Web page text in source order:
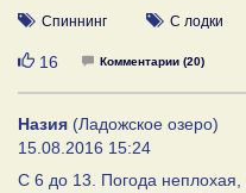
Спиннинг С лодки
Нравится
16 Комментарии (20)
Назия (Ладожское озеро)
15.08.2016 15:24
С 6 до 13. Погода неплохая,